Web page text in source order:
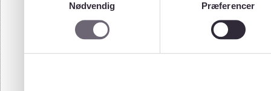
Nødvendig
Præferencer
97